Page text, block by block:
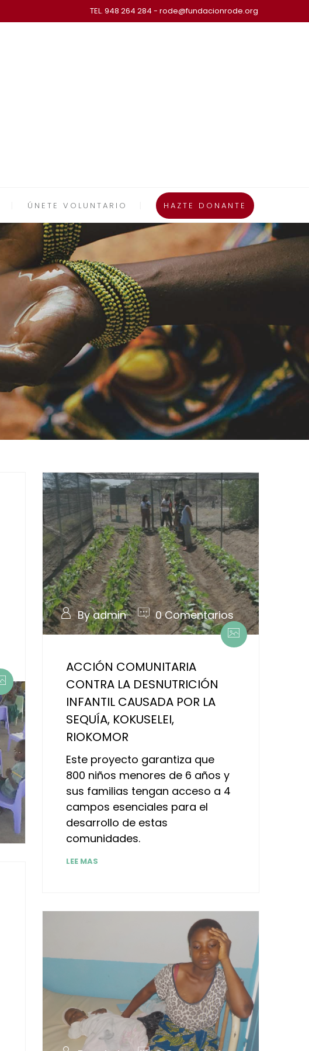
TEL. 948 264 284 - rode@fundacionrode.org
ÚNETE VOLUNTARIO HAZTE DONANTE
By admin 0 Comentarios
ACCIÓN COMUNITARIA
CONTRA LA DESNUTRICIÓN
INFANTIL CAUSADA POR LA
SEQUÍA, KOKUSELEI,
RIOKOMOR
Este proyecto garantiza que
800 niños menores de 6 años y
sus familias tengan acceso a 4
campos esenciales para el
desarrollo de estas
comunidades.
LEE MAS